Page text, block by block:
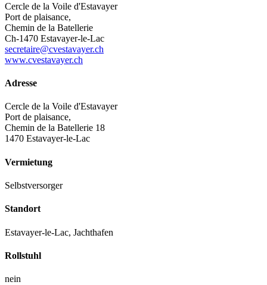
Cercle de la Voile d'Estavayer
Port de plaisance,
Chemin de la Batellerie
Ch-1470 Estavayer-le-Lac
secretaire@cvestavayer.ch
www.cvestavayer.ch
Adresse
Cercle de la Voile d'Estavayer
Port de plaisance,
Chemin de la Batellerie 18
1470 Estavayer-le-Lac
Vermietung
Selbstversorger
Standort
Estavayer-le-Lac, Jachthafen
Rollstuhl
nein